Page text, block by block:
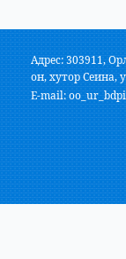
Адрес: 303911,
он, хутор Сеина,
E-mail: